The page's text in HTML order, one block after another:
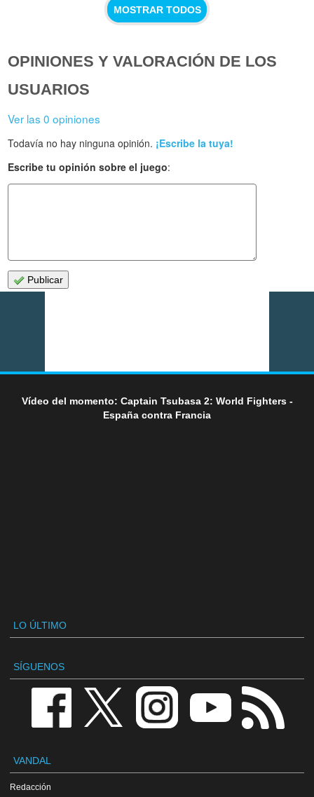
MOSTRAR TODOS
OPINIONES Y VALORACIÓN DE LOS
USUARIOS
Ver las 0 opiniones
Todavía no hay ninguna opinión. ¡Escribe la tuya!
Escribe tu opinión sobre el juego:
Publicar
Vídeo del momento: Captain Tsubasa 2: World Fighters -
España contra Francia
LO ÚLTIMO
SÍGUENOS
VANDAL
Redacción